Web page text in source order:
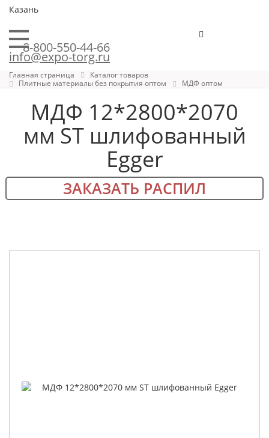
Казань
8-800-550-44-66
info@expo-torg.ru
Главная страница
Каталог товаров
Плитные материалы без покрытия оптом
МДФ оптом
МДФ 12*2800*2070
мм ST шлифованный
Egger
ЗАКАЗАТЬ РАСПИЛ